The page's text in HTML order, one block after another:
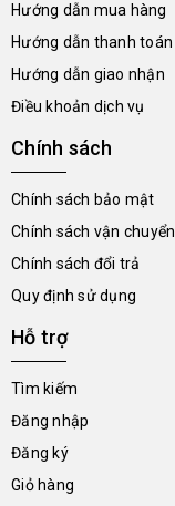
Hướng dẫn mua hàng
Hướng dẫn thanh toán
Hướng dẫn giao nhận
Điều khoản dịch vụ
Chính sách
Chính sách bảo mật
Chính sách vận chuyển
Chính sách đổi trả
Quy định sử dụng
Hỗ trợ
Tìm kiếm
Đăng nhập
Đăng ký
Giỏ hàng